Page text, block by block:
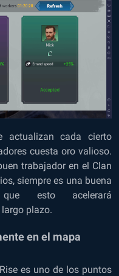
actualizan cada cierto
cuesta oro valioso.
trabajador en el Clan
siempre es una buena
esto acelerará
plazo.
en el mapa
es uno de los puntos